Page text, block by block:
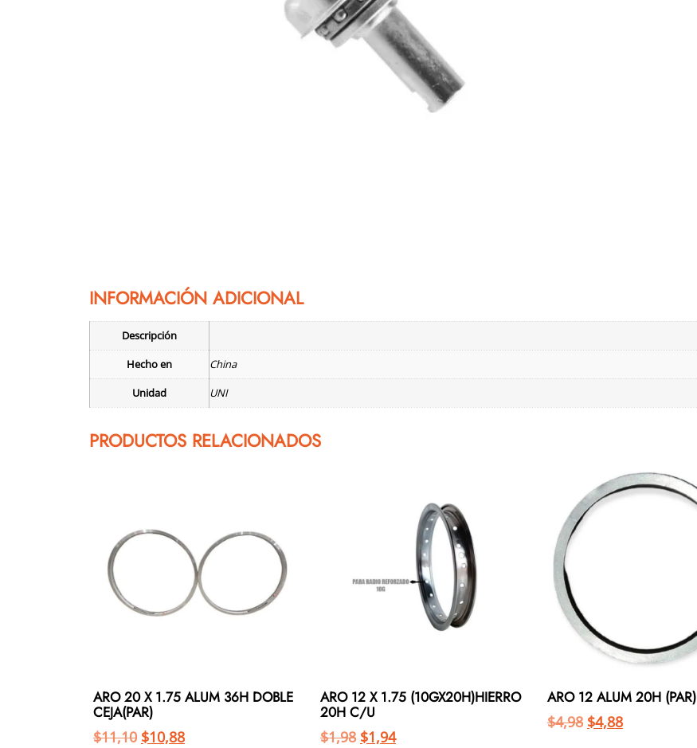
INFORMACIÓN ADICIONAL
Descripción
Hecho en
China
Unidad
UNI
PRODUCTOS RELACIONADOS
ARO 20 X 1.75 ALUM 36H DOBLE
CEJA(PAR)
$11,10 $10,88
ARO 12 X 1.75 (10GX20H)HIERRO
20H C/U
$1,98 $1,94
ARO 12 ALUM 20H (PAR)
$4,98 $4,88